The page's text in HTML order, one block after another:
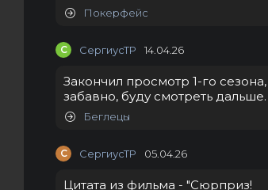
Покерфейс
С СергиусТР 14.04.26
Закончил просмотр 1-го сезона,
забавно, буду смотреть дальше.
Беглецы
С СергиусТР 05.04.26
Цитата из фильма - "Сюрприз!